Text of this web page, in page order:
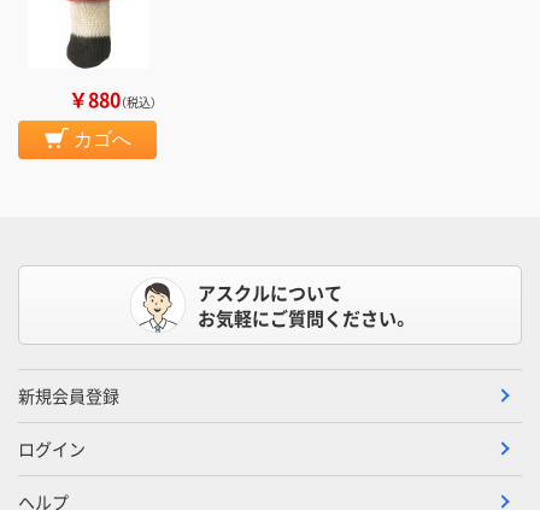
￥880（税込）
カゴへ
アスクルについて
お気軽にご質問ください。
新規会員登録
ログイン
ヘルプ